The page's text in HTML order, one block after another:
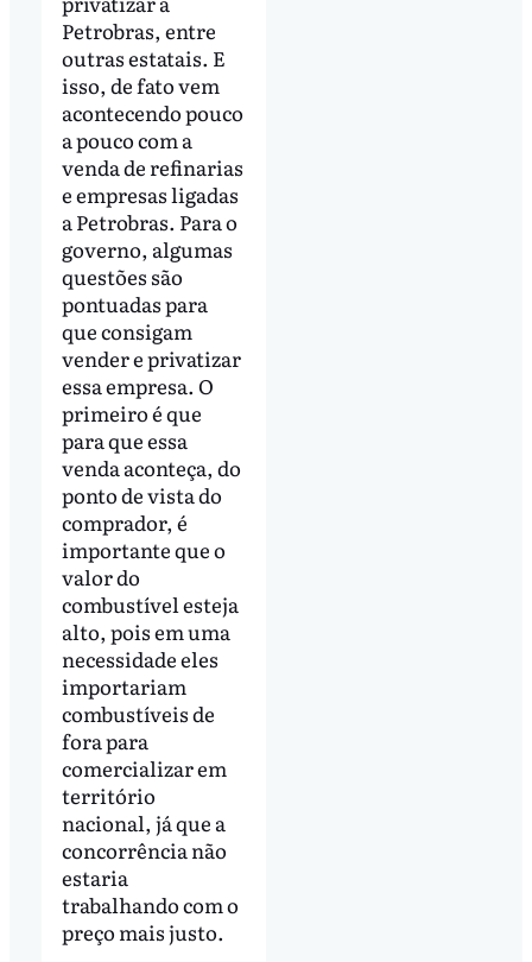
Petrobras, entre
outras estatais. E
isso, de fato vem
acontecendo pouco
a pouco com a
venda de refinarias
e empresas ligadas
a Petrobras. Para o
governo, algumas
questões são
pontuadas para
que consigam
vender e privatizar
essa empresa. O
primeiro é que
para que essa
venda aconteça, do
ponto de vista do
comprador, é
importante que o
valor do
combustível esteja
alto, pois em uma
necessidade eles
importariam
combustíveis de
fora para
comercializar em
território
nacional, já que a
concorrência não
estaria
trabalhando com o
preço mais justo.